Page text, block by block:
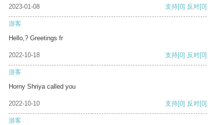
2023-01-08 支持[0] 反对[0]
游客
Hello,? Greetings fr
2022-10-18 支持[0] 反对[0]
游客
Horny Shriya called you
2022-10-10 支持[0] 反对[0]
游客